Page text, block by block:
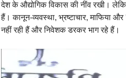
देश के औद्योगिक विकास की नींव रखी।
हैं। कानून-व्यवस्था, भ्रष्टाचार, माफिया
नहीं रही हैं और निवेशक डरकर भाग रहे हैं।